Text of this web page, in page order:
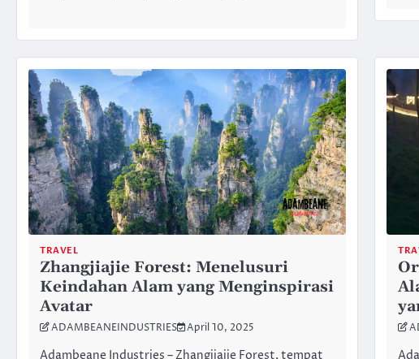
TRAVEL
Zhangjiajie Forest: Menelusuri
Keindahan Alam yang Menginspirasi
Avatar
ADAMBEANEINDUSTRIES April 10, 2025
Adambeane Industries – Zhangjiajie Forest, tempat